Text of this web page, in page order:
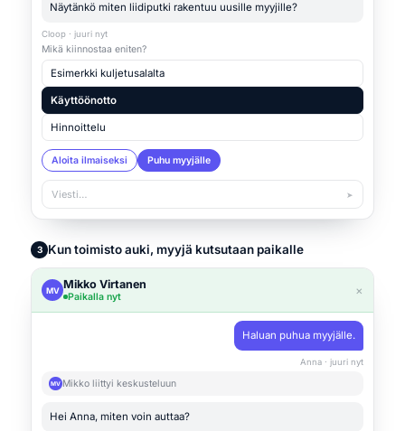
Näytänkö miten liidiputki rakentuu uusille myyjille?
Cloop · juuri nyt
Mikä kiinnostaa eniten?
Esimerkki kuljetusalalta
Käyttöönotto
Hinnoittelu
Aloita ilmaiseksi Puhu myyjälle
Viesti… ➤
3 Kun toimisto auki, myyjä kutsutaan paikalle
MV Mikko Virtanen
Paikalla nyt ×
Haluan puhua myyjälle.
Anna · juuri nyt
MV Mikko liittyi keskusteluun
Hei Anna, miten voin auttaa?